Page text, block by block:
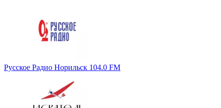
Русское Радио Норильск 104.0 FM